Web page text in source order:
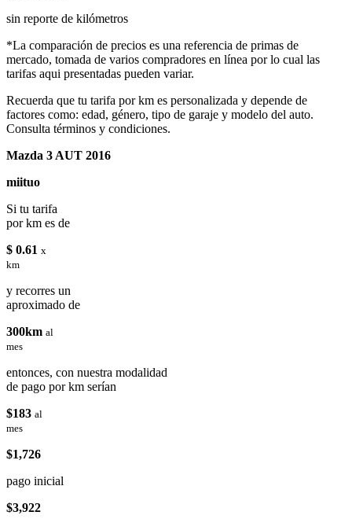
sin reporte de kilómetros
*La comparación de precios es una referencia de primas de
mercado, tomada de varios compradores en línea por lo cual las
tarifas aqui presentadas pueden variar.
Recuerda que tu tarifa por km es personalizada y depende de
factores como: edad, género, tipo de garaje y modelo del auto.
Consulta términos y condiciones.
Mazda 3 AUT 2016
miituo
Si tu tarifa
por km es de
$ 0.61 x
km
y recorres un
aproximado de
300km al
mes
entonces, con nuestra modalidad
de pago por km serían
$183 al
mes
$1,726
pago inicial
$3,922